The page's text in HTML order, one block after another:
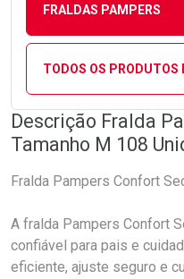
FRALDAS PAMPERS
TODOS OS PRODUTOS
Descrição Fralda
Tamanho M 108
Fralda Pampers Confort
A fralda Pampers Confort
confiável para pais e
eficiente, ajuste seguro e